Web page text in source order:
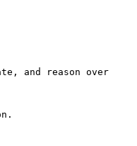
and reason over